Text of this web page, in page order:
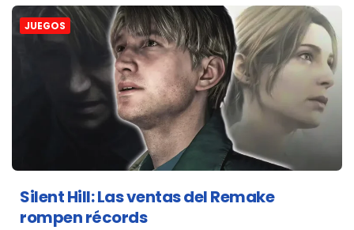
JUEGOS
Silent Hill: Las ventas del Remake
rompen récords